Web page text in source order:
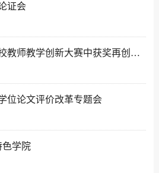
证会
我校在山东省普通高校教师教学创新大赛中获奖再创新高
位论文评价改革专题会
色学院